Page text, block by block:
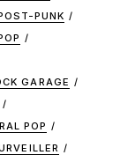
PUNK
GARAGE
POP